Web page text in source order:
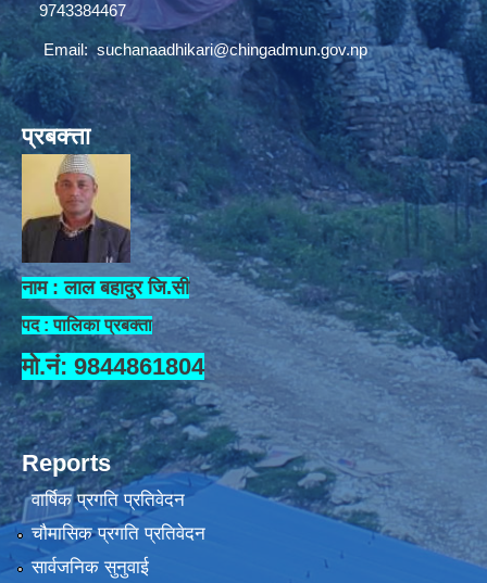
9743384467
Email:suchanaadhikari@chingadmun.gov.np
प्रबक्त्ता
नाम : लाल बहादुर जि.सी
पद : पालिका प्रबक्ता
मो.नं: 9844861804
Reports
वार्षिक प्रगति प्रतिवेदन
चौमासिक प्रगति प्रतिवेदन
सार्वजनिक सुनुवाई